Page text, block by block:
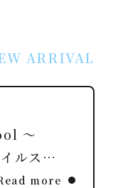
ARRIVAL
～
ルス…
more